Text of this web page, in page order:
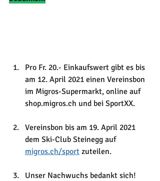
Pro Fr. 20.- Einkaufswert gibt es bis
am 12. April 2021 einen Vereinsbon
im Migros-Supermarkt, online auf
shop.migros.ch und bei SportXX.
Vereinsbon bis am 19. April 2021
dem Ski-Club Steinegg auf
migros.ch/sport zuteilen.
Unser Nachwuchs bedankt sich!